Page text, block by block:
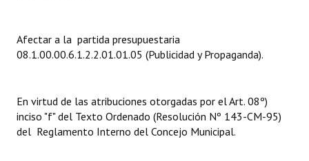
Actas de Audiencias Públicas
Comunicaciones
Declaraciones
Afectar a la partida presupuestaria
08.1.00.00.6.1.2.2.01.01.05 (Publicidad y Propaganda).
En virtud de las atribuciones otorgadas por el Art. 08º)
inciso "f" del Texto Ordenado (Resolución Nº 143-CM-95)
del Reglamento Interno del Concejo Municipal.